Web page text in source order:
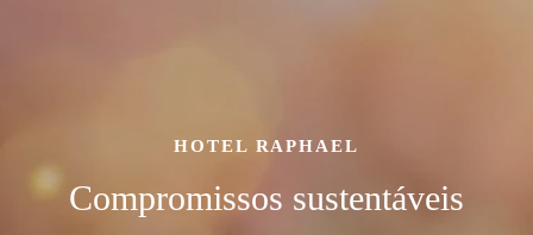
HOTEL RAPHAEL
Compromissos sustentáveis